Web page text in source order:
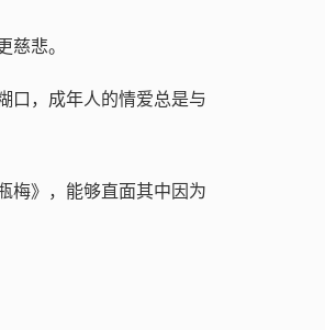
慈悲。
口，成年人的情爱总是与
梅》，能够直面其中因为